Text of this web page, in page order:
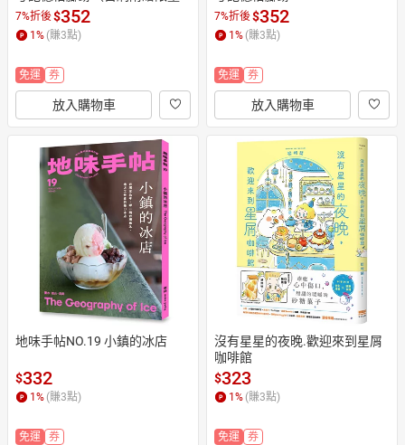
作者親
7%折後$352
1 % (賺3點)
免運 券
放入購物車
7%折後$352
1 % (賺3點)
免運 券
放入購物車
地味手帖NO.19 小鎮的冰店
$332
1 % (賺3點)
免運 券
沒有星星的夜晚.歡迎來到星屑
咖啡館
$323
1 % (賺3點)
免運 券